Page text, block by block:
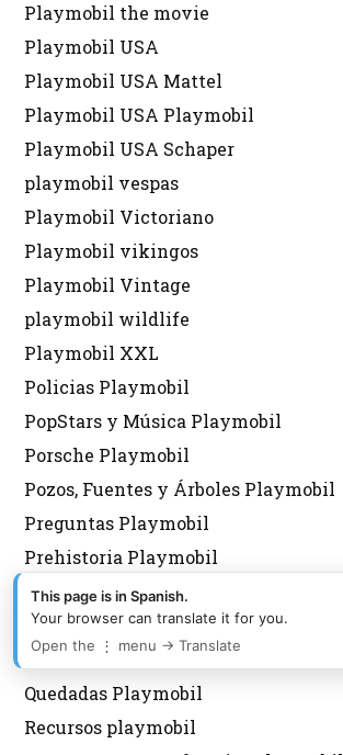
Playmobil the movie
Playmobil USA
Playmobil USA Mattel
Playmobil USA Playmobil
Playmobil USA Schaper
playmobil vespas
Playmobil Victoriano
Playmobil vikingos
Playmobil Vintage
playmobil wildlife
Playmobil XXL
Policias Playmobil
PopStars y Música Playmobil
Porsche Playmobil
Pozos, Fuentes y Árboles Playmobil
Preguntas Playmobil
Prehistoria Playmobil
Princesas Playmobil
Puerto Playmobil
Puzzles Playmobil
Quedadas Playmobil
Recursos playmobil
This page is in Spanish.
Your browser can translate it for you.
Open the ⋮ menu → Translate